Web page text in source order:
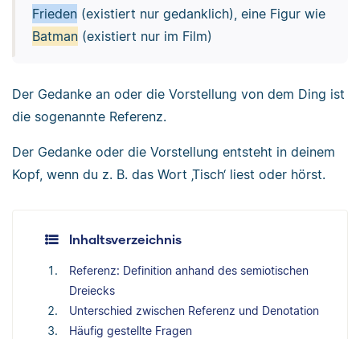
Frieden(existiert nur gedanklich), eine Figur wie
Batman(existiert nur im Film)
Der Gedanke an oder die Vorstellung von dem Ding ist
die sogenannte Referenz.
Der Gedanke oder die Vorstellung entsteht in deinem
Kopf, wenn du z. B. das Wort ‚Tisch‘ liest oder hörst.
Inhaltsverzeichnis
Referenz: Definition anhand des semiotischen
Dreiecks
Unterschied zwischen Referenz und Denotation
Häufig gestellte Fragen